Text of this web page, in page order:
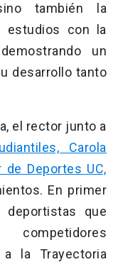
también la
estudios con la
un
desarrollo tanto
el rector junto a
Carola
Deportes UC,
En primer
que
la Trayectoria